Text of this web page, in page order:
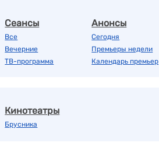
Сеансы
Все
Вечерние
ТВ-программа
Анонсы
Сегодня
Премьеры недели
Календарь премьер
Кинотеатры
Брусника